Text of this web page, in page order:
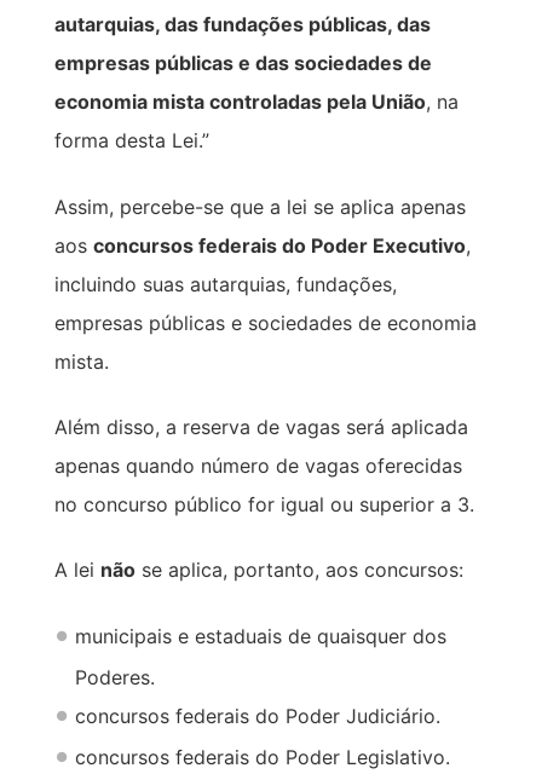
autarquias, das fundações públicas, das
empresas públicas e das sociedades de
economia mista controladas pela União, na
forma desta Lei.”
Assim, percebe-se que a lei se aplica apenas
aos concursos federais do Poder Executivo,
incluindo suas autarquias, fundações,
empresas públicas e sociedades de economia
mista.
Além disso, a reserva de vagas será aplicada
apenas quando número de vagas oferecidas
no concurso público for igual ou superior a 3.
A lei nãose aplica, portanto, aos concursos:
municipais e estaduais de quaisquer dos
Poderes.
concursos federais do Poder Judiciário.
concursos federais do Poder Legislativo.